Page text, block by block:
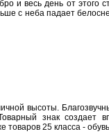
и весь день от
с неба падает
высоты.
знак создает
товаров 25 класса -